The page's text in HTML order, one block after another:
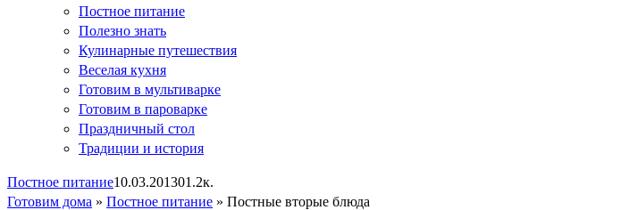
Постное питание
Полезно знать
Кулинарные путешествия
Веселая кухня
Готовим в мультиварке
Готовим в пароварке
Праздничный стол
Традиции и история
Постное питание10.03.201301.2к.
Готовим дома » Постное питание » Постные вторые блюда